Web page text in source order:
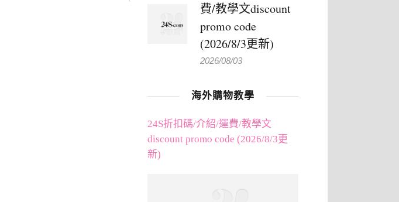
費/教學文discount
promo code
(2026/8/3更新)
2026/08/03
海外購物教學
24S折扣碼/介紹/運費/教學文
discount promo code (2026/8/3更
新)